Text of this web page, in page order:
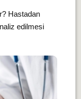
Hastadan
edilmesi